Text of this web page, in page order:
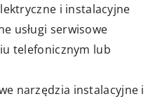
i instalacyjne
usługi serwisowe
telefonicznym lub
narzędzia instalacyjne i